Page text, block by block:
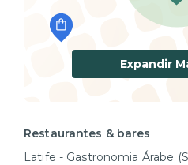
Expandir
Restaurantes & bares
Latife - Gastronomia Árabe